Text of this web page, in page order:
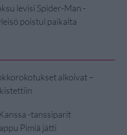
levisi Spider-Man -
poistui paikalta
alkoivat –
-tanssiparit
Pimiä jätti